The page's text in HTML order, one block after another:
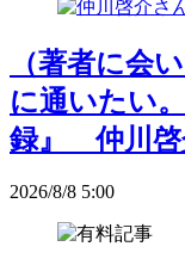
（著者に会
に通いたい
録』 仲川啓
2026/8/8 5:00